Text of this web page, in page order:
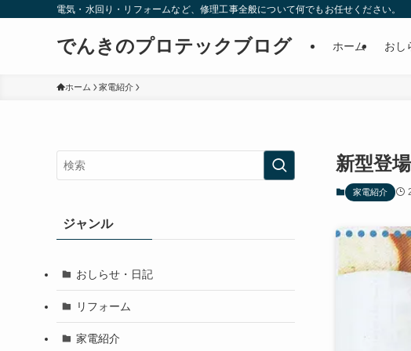
電気・水回り・リフォームなど、修理工事全般について何でもお任せください。
でんきのプロテックブログ ホーム おし
ホーム 家電紹介
新型登
家電紹介
ジャンル
おしらせ・日記
リフォーム
家電紹介